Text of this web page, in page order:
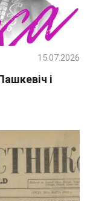
і
15.07.2026